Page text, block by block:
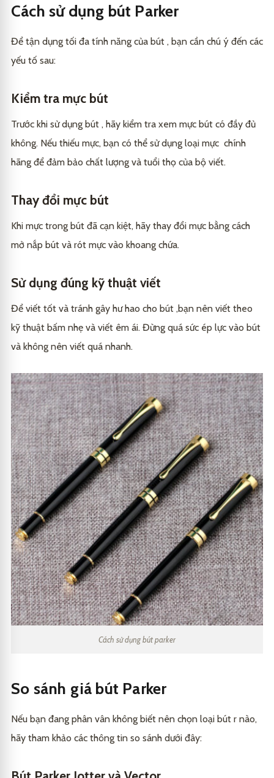
Cách sử dụng bút Parker
Để tận dụng tối đa tính năng của bút , bạn cần chú ý đến các
yếu tố sau:
Kiểm tra mực bút
Trước khi sử dụng bút , hãy kiểm tra xem mực bút có đầy đủ
không. Nếu thiếu mực, bạn có thể sử dụng loại mực chính
hãng để đảm bảo chất lượng và tuổi thọ của bộ viết.
Thay đổi mực bút
Khi mực trong bút đã cạn kiệt, hãy thay đổi mực bằng cách
mở nắp bút và rót mực vào khoang chứa.
Sử dụng đúng kỹ thuật viết
Để viết tốt và tránh gây hư hao cho bút ,bạn nên viết theo
kỹ thuật bấm nhẹ và viết êm ái. Đừng quá sức ép lực vào bút
và không nên viết quá nhanh.
Cách sử dụng bút parker
So sánh giá bút Parker
Nếu bạn đang phân vân không biết nên chọn loại bút r nào,
hãy tham khảo các thông tin so sánh dưới đây: